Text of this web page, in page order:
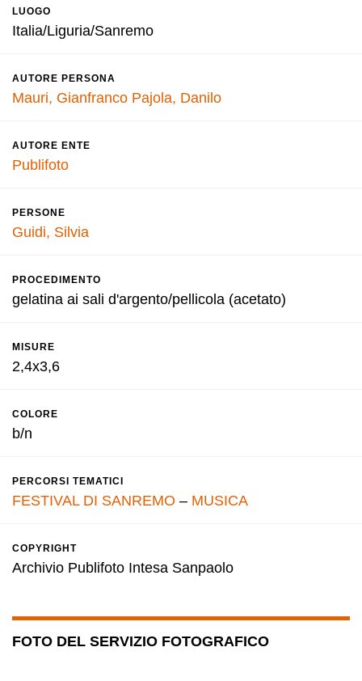
LUOGO
Italia/Liguria/Sanremo
AUTORE PERSONA
Mauri, Gianfranco Pajola, Danilo
AUTORE ENTE
Publifoto
PERSONE
Guidi, Silvia
PROCEDIMENTO
gelatina ai sali d'argento/pellicola (acetato)
MISURE
2,4x3,6
COLORE
b/n
PERCORSI TEMATICI
FESTIVAL DI SANREMO – MUSICA
COPYRIGHT
Archivio Publifoto Intesa Sanpaolo
FOTO DEL SERVIZIO FOTOGRAFICO